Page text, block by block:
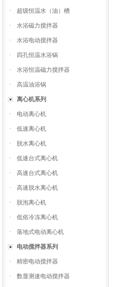
· 超级恒温水（油）槽
· 水浴磁力搅拌器
· 水浴电动搅拌器
· 四孔恒温水浴锅
· 水浴恒温磁力搅拌器
· 高温油浴锅
离心机系列
· 电动离心机
· 低速离心机
· 脱水离心机
· 低速台式离心机
· 高速台式离心机
· 高速脱水离心机
· 脱泡离心机
· 低俗冷冻离心机
· 落地式电动离心机
电动搅拌器系列
· 精密电动搅拌器
· 数显测速电动搅拌器